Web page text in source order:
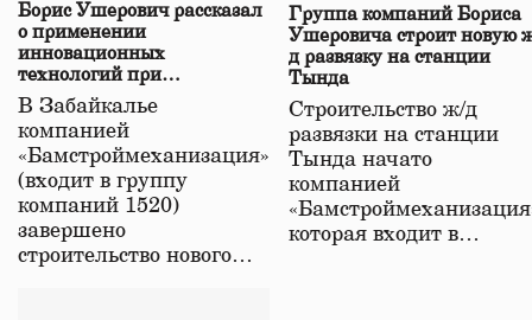
Борис Ушерович рассказал
о применении
инновационных
технологий при
строительстве нового моста
в Забайкалье
В Забайкалье
компанией
«Бамстроймеханизация»
(входит в группу
компаний 1520)
завершено
строительство нового…
Группа компаний Бориса
Ушеровича строит новую
д развязку на станции
Тында
Строительство ж/д
развязки на станции
Тында начато
компанией
которая входит в…